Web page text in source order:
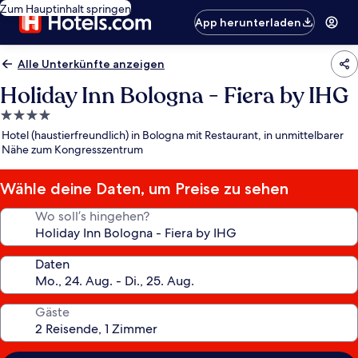
Zum Hauptinhalt springen
App herunterladen
Alle Unterkünfte anzeigen
Holiday Inn Bologna - Fiera by IHG
4.0-
Sterne-
Unterkunft
Hotel (haustierfreundlich) in Bologna mit Restaurant, in unmittelbarer
Nähe zum Kongresszentrum
Wähle deine Daten, um Preise zu sehen
Wo soll’s hingehen?
Daten
Gäste